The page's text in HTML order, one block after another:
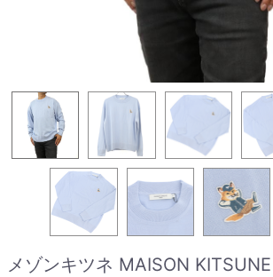
メゾンキツネ MAISON